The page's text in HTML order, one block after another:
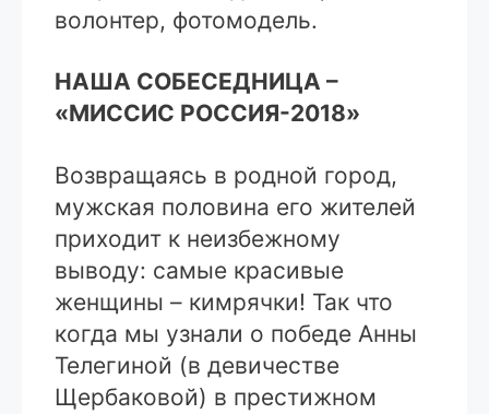
волонтер, фотомодель.
НАША СОБЕСЕДНИЦА –
«МИССИС РОССИЯ-2018»
Возвращаясь в родной город,
мужская половина его жителей
приходит к неизбежному
выводу: самые красивые
женщины – кимрячки! Так что
когда мы узнали о победе Анны
Телегиной (в девичестве
Щербаковой) в престижном